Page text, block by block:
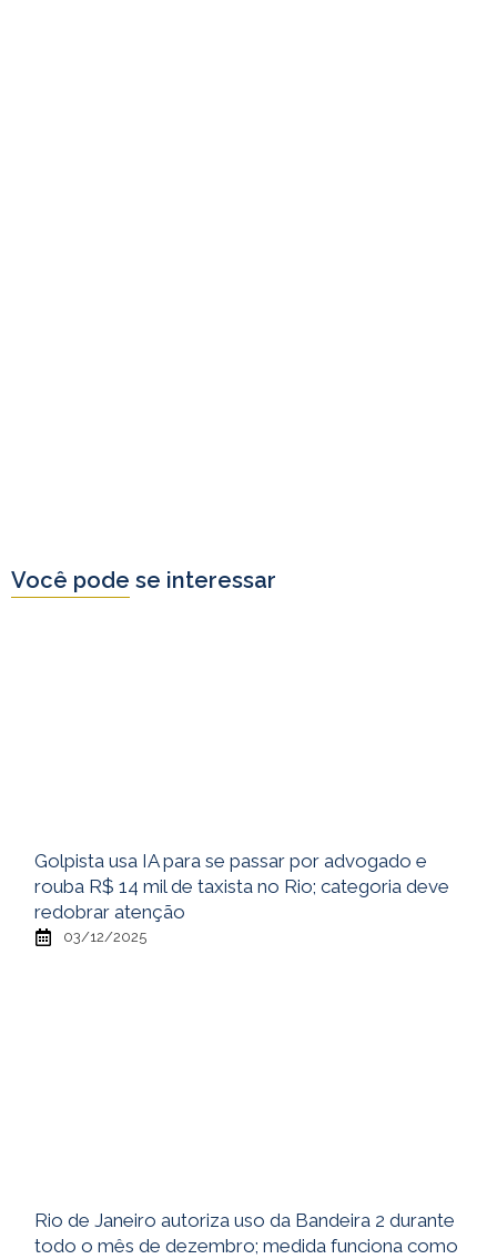
Você pode se interessar
Golpista usa IA para se passar por advogado e
rouba R$ 14 mil de taxista no Rio; categoria deve
redobrar atenção
03/12/2025
Rio de Janeiro autoriza uso da Bandeira 2 durante
todo o mês de dezembro; medida funciona como